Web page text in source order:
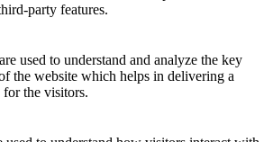
party features.
used to understand and analyze the key
the website which helps in delivering a
for the visitors.